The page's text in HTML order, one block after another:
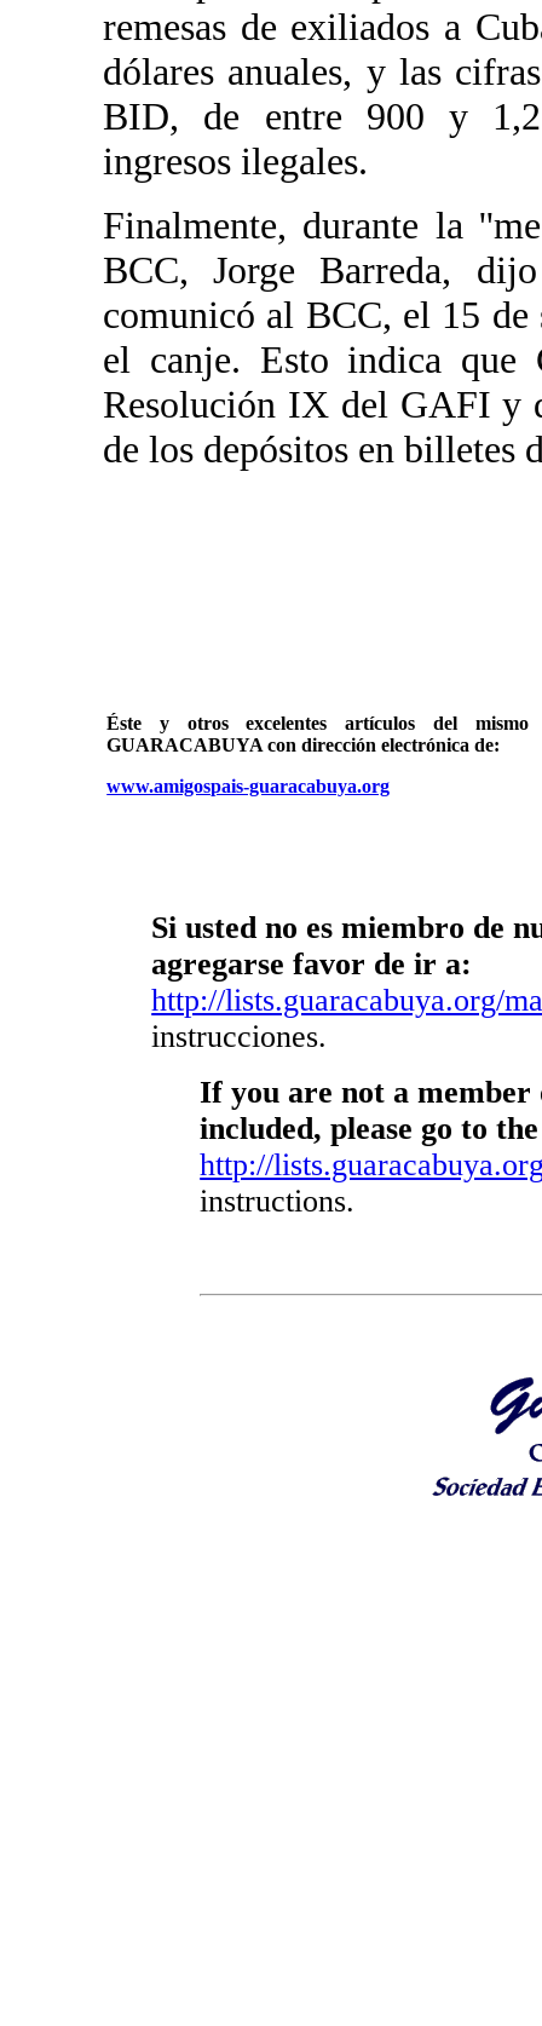
remesas de exiliados a
dólares anuales, y las
BID, de entre 900 y
ingresos ilegales.
Finalmente, durante la
BCC, Jorge Barreda,
comunicó al BCC, el 15 de
el canje. Esto indica que
Resolución IX del GAFI y
de los depósitos en billetes
Éste y otros excelentes artículos del
GUARACABUYA con dirección electrónica de:
www.amigospais-guaracabuya.org
Si usted no es miembro de
agregarse favor de ir a:
http://lists.guaracabuya.org/
instrucciones.
If you are not a
included, please go to
http://
instructions.